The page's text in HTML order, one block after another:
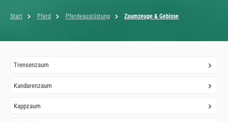
Start Pferd Pferdeausrüstung Zaumzeuge & Gebisse
Trensenzaum
Kandarenzaum
Kappzaum